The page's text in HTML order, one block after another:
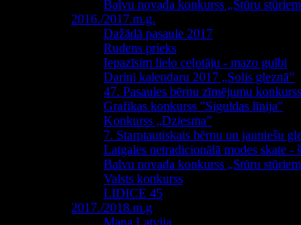
Balvu novada konkurss „Stūru
2016./2017.m.g.
Dažādā pasaule 2017
Rudens prieks
Iepazīsim lielo ceļotāju - mazo gulbi
Darini kalendaru 2017 „Solis gleznā”
47. Pasaules bērnu zīmējumu konkurss
Grafikas konkurss "Siguldas līnija"
Konkurss „Dziesma”
7. Starptautiskais bērnu un jauniešu
Latgales netradicionālā modes skate -
Balvu novada konkurss „Stūru
Valsts konkurss
LIDICE 45
2017./2018.m.g
Mana Latvija